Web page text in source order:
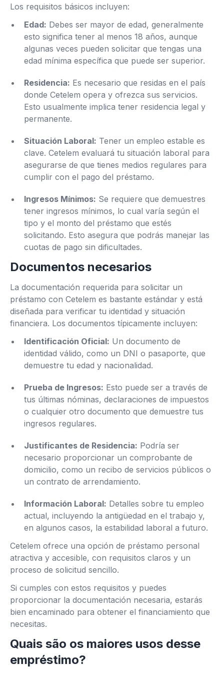
Los requisitos básicos incluyen:
Edad: Debes ser mayor de edad, generalmente
esto significa tener al menos 18 años, aunque
algunas veces pueden solicitar que tengas una
edad mínima específica que puede ser superior.
Residencia: Es necesario que residas en el país
donde Cetelem opera y ofrezca sus servicios.
Esto usualmente implica tener residencia legal y
permanente.
Situación Laboral: Tener un empleo estable es
clave. Cetelem evaluará tu situación laboral para
asegurarse de que tienes medios regulares para
cumplir con el pago del préstamo.
Ingresos Mínimos: Se requiere que demuestres
tener ingresos mínimos, lo cual varía según el
tipo y el monto del préstamo que estés
solicitando. Esto asegura que podrás manejar las
cuotas de pago sin dificultades.
Documentos necesarios
La documentación requerida para solicitar un
préstamo con Cetelem es bastante estándar y está
diseñada para verificar tu identidad y situación
financiera. Los documentos típicamente incluyen:
Identificación Oficial: Un documento de
identidad válido, como un DNI o pasaporte, que
demuestre tu edad y nacionalidad.
Prueba de Ingresos: Esto puede ser a través de
tus últimas nóminas, declaraciones de impuestos
o cualquier otro documento que demuestre tus
ingresos regulares.
Justificantes de Residencia: Podría ser
necesario proporcionar un comprobante de
domicilio, como un recibo de servicios públicos o
un contrato de arrendamiento.
Información Laboral: Detalles sobre tu empleo
actual, incluyendo la antigüedad en el trabajo y,
en algunos casos, la estabilidad laboral a futuro.
Cetelem ofrece una opción de préstamo personal
atractiva y accesible, con requisitos claros y un
proceso de solicitud sencillo.
Si cumples con estos requisitos y puedes
proporcionar la documentación necesaria, estarás
bien encaminado para obtener el financiamiento que
necesitas.
Quais são os maiores usos desse
empréstimo?